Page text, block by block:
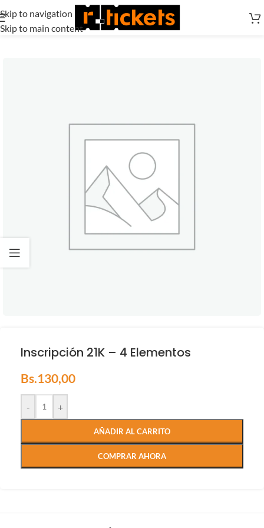
Skip to navigation
Skip to main content
Inscripción 21K – 4 Elementos
Bs.130,00
- +
AÑADIR AL CARRITO
COMPRAR AHORA